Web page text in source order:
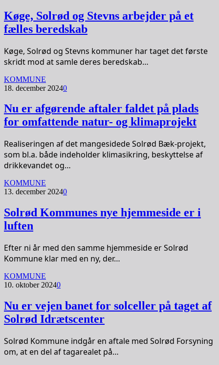
Køge, Solrød og Stevns arbejder på et
fælles beredskab
Køge, Solrød og Stevns kommuner har taget det første
skridt mod at samle deres beredskab…
KOMMUNE
18. december 20240
Nu er afgørende aftaler faldet på plads
for omfattende natur- og klimaprojekt
Realiseringen af det mangesidede Solrød Bæk-projekt,
som bl.a. både indeholder klimasikring, beskyttelse af
drikkevandet og…
KOMMUNE
13. december 20240
Solrød Kommunes nye hjemmeside er i
luften
Efter ni år med den samme hjemmeside er Solrød
Kommune klar med en ny, der…
KOMMUNE
10. oktober 20240
Nu er vejen banet for solceller på taget af
Solrød Idrætscenter
Solrød Kommune indgår en aftale med Solrød Forsyning
om, at en del af tagarealet på…